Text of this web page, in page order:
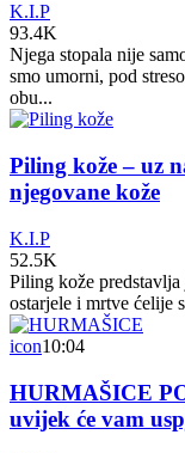
K.I.P
93.4K
Njega stopala nije
smo umorni, pod
obu...
Piling kože – uz
njegovane kože
K.I.P
52.5K
Piling kože
ostarjele i mrtve ćelije
icon10:04
HURMAŠICE
uvijek će vam